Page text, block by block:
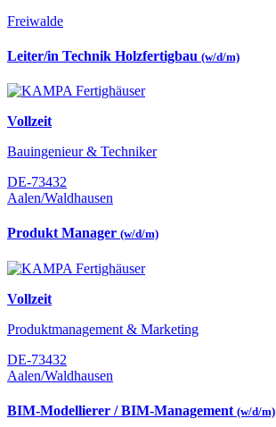
Freiwalde
Leiter/in Technik Holzfertigbau (w/d/m)
Vollzeit
Bauingenieur & Techniker
DE-73432
Aalen/Waldhausen
Produkt Manager (w/d/m)
Vollzeit
Produktmanagement & Marketing
DE-73432
Aalen/Waldhausen
BIM-Modellierer / BIM-Management (w/d/m)